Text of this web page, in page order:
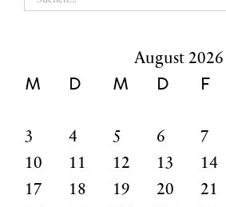
August 2026
M D M D F
3
4 5 6 7
10
11 12 13 14
17
18 19 20 21